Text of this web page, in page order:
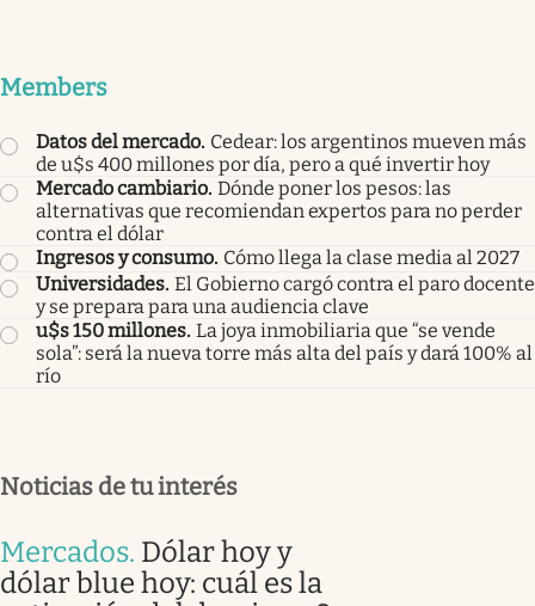
Members
Datos del mercado. Cedear: los argentinos mueven más
de u$s 400 millones por día, pero a qué invertir hoy
Mercado cambiario. Dónde poner los pesos: las
alternativas que recomiendan expertos para no perder
contra el dólar
Ingresos y consumo. Cómo llega la clase media al 2027
Universidades. El Gobierno cargó contra el paro docente
y se prepara para una audiencia clave
u$s 150 millones. La joya inmobiliaria que “se vende
sola”: será la nueva torre más alta del país y dará 100% al
río
Noticias de tu interés
Mercados. Dólar hoy y
dólar blue hoy: cuál es la